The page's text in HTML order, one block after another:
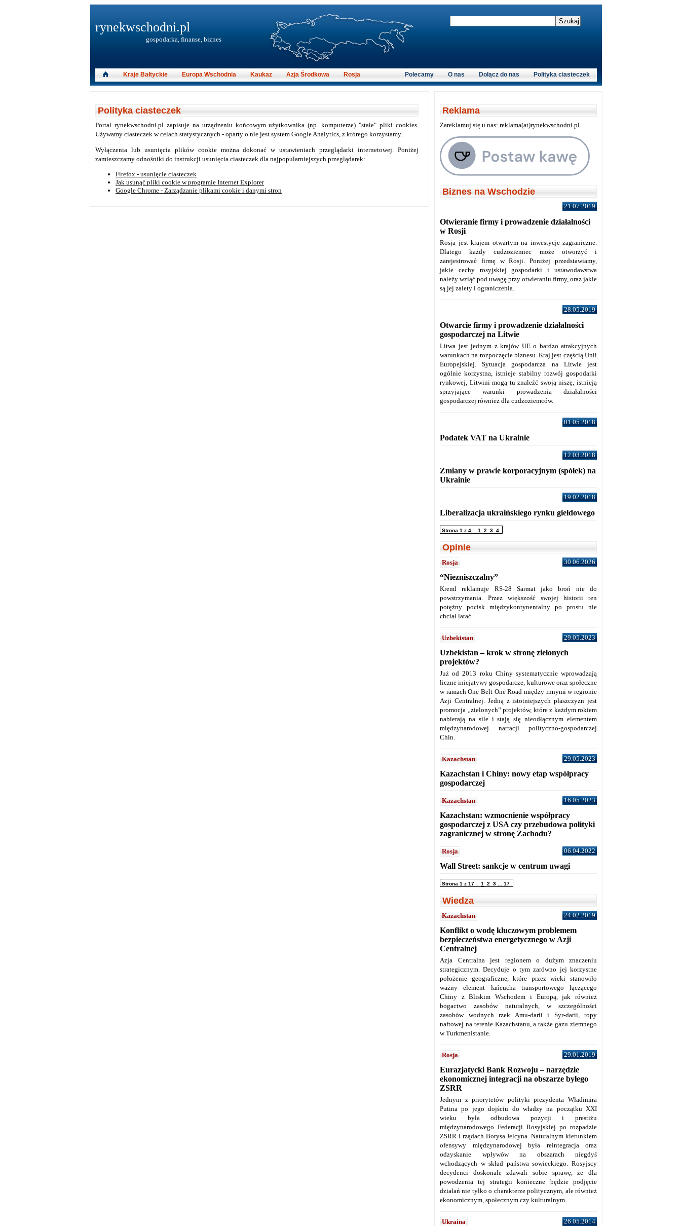
Polityka ciasteczek
Portal rynekwschodni.pl zapisuje na urządzeniu końcowym użytkownika (np. komputerze) "stałe" pliki cookies.
Używamy ciasteczek w celach statystycznych - oparty o nie jest system Google Analytics, z którego korzystamy.
Wyłączenia lub usunięcia plików cookie można dokonać w ustawieniach przeglądarki internetowej. Poniżej
zamieszczamy odnośniki do instrukcji usunięcia ciasteczek dla najpopularniejszych przeglądarek:
Firefox - usunięcie ciasteczek
Jak usunąć pliki cookie w programie Internet Explorer
Google Chrome - Zarządzanie plikami cookie i danymi stron
rynekwschodni.pl
gospodarka, finanse, biznes
Kraje Bałtyckie Europa Wschodnia Kaukaz Azja Środkowa Rosja Polityka ciasteczek
Dołącz do nas
O nas
Polecamy
Reklama
Zareklamuj się u nas: reklama(at)rynekwschodni.pl
Biznes na Wschodzie
21.07.2019
Otwieranie firmy i prowadzenie działalności
w Rosji
Rosja jest krajem otwartym na inwestycje zagraniczne.
Dlatego każdy cudzoziemiec może otworzyć i
zarejestrować firmę w Rosji. Poniżej przedstawiamy,
jakie cechy rosyjskiej gospodarki i ustawodawstwa
należy wziąć pod uwagę przy otwieraniu firmy, oraz jakie
są jej zalety i ograniczenia.
28.05.2019
Otwarcie firmy i prowadzenie działalności
gospodarczej na Litwie
Litwa jest jednym z krajów UE o bardzo atrakcyjnych
warunkach na rozpoczęcie biznesu. Kraj jest częścią Unii
Europejskiej. Sytuacja gospodarcza na Litwie jest
ogólnie korzystna, istnieje stabilny rozwój gospodarki
rynkowej, Litwini mogą tu znaleźć swoją niszę, istnieją
sprzyjające warunki prowadzenia działalności
gospodarczej również dla cudzoziemców.
01.05.2018
Podatek VAT na Ukrainie
12.03.2018
Zmiany w prawie korporacyjnym (spółek) na
Ukrainie
19.02.2018
Liberalizacja ukraińskiego rynku giełdowego
Strona 1 z 4 1 2 3 4
Opinie
Rosja 30.06.2026
“Niezniszczalny”
Kreml reklamuje RS-28 Sarmat jako broń nie do
powstrzymania. Przez większość swojej historii ten
potężny pocisk międzykontynentalny po prostu nie
chciał latać.
Uzbekistan 29.05.2023
Uzbekistan – krok w stronę zielonych
projektów?
Już od 2013 roku Chiny systematycznie wprowadzają
liczne inicjatywy gospodarcze, kulturowe oraz społeczne
w ramach One Belt One Road między innymi w regionie
Azji Centralnej. Jedną z istotniejszych płaszczyzn jest
promocja „zielonych” projektów, które z każdym rokiem
nabierają na sile i stają się nieodłącznym elementem
międzynarodowej narracji polityczno-gospodarczej
Chin.
Kazachstan 29.05.2023
Kazachstan i Chiny: nowy etap współpracy
gospodarczej
Kazachstan 16.05.2023
Kazachstan: wzmocnienie współpracy
gospodarczej z USA czy przebudowa polityki
zagranicznej w stronę Zachodu?
Rosja 06.04.2022
Wall Street: sankcje w centrum uwagi
Strona 1 z 17 1 2 3 17
Wiedza
Kazachstan 24.02.2019
Konflikt o wodę kluczowym problemem
bezpieczeństwa energetycznego w Azji
Centralnej
Azja Centralna jest regionem o dużym znaczeniu
strategicznym. Decyduje o tym zarówno jej korzystne
położenie geograficzne, które przez wieki stanowiło
ważny element łańcucha transportowego łączącego
Chiny z Bliskim Wschodem i Europą, jak również
bogactwo zasobów naturalnych, w szczególności
zasobów wodnych rzek Amu-darii i Syr-darii, ropy
naftowej na terenie Kazachstanu, a także gazu ziemnego
w Turkmenistanie.
Rosja 29.01.2019
Eurazjatycki Bank Rozwoju – narzędzie
ekonomicznej integracji na obszarze byłego
ZSRR
Jednym z priorytetów polityki prezydenta Władimira
Putina po jego dojściu do władzy na początku XXI
wieku była odbudowa pozycji i prestiżu
międzynarodowego Federacji Rosyjskiej po rozpadzie
ZSRR i rządach Borysa Jelcyna. Naturalnym kierunkiem
ofensywy międzynarodowej była reintegracja oraz
odzyskanie wpływów na obszarach niegdyś
wchodzących w skład państwa sowieckiego. Rosyjscy
decydenci doskonale zdawali sobie sprawę, że dla
powodzenia tej strategii konieczne będzie podjęcie
działań nie tylko o charakterze politycznym, ale również
ekonomicznym, społecznym czy kulturalnym.
Ukraina 26.05.2014